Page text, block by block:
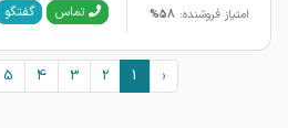
امتیاز فروشنده: 58% تماس گفتگو
‹
1
2
3
4
5